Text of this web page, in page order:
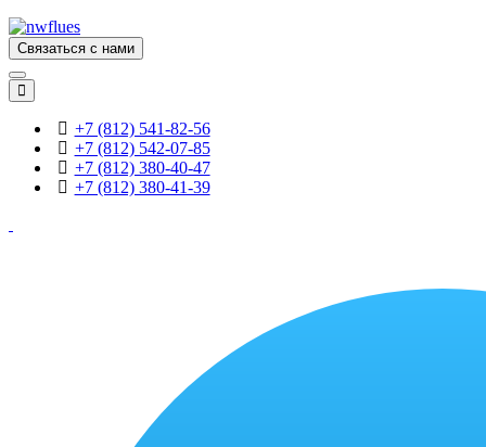
Связаться с нами
+7 (812) 541-82-56
+7 (812) 542-07-85
+7 (812) 380-40-47
+7 (812) 380-41-39